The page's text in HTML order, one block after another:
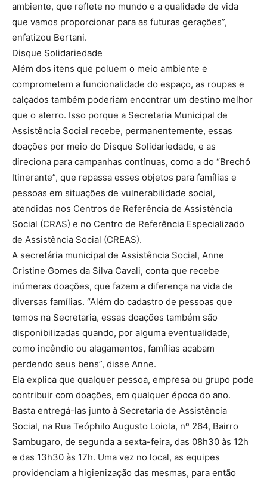
ambiente, que reflete no mundo e a qualidade de vida
que vamos proporcionar para as futuras gerações”,
enfatizou Bertani.
Disque Solidariedade
Além dos itens que poluem o meio ambiente e
comprometem a funcionalidade do espaço, as roupas e
calçados também poderiam encontrar um destino melhor
que o aterro. Isso porque a Secretaria Municipal de
Assistência Social recebe, permanentemente, essas
doações por meio do Disque Solidariedade, e as
direciona para campanhas contínuas, como a do “Brechó
Itinerante”, que repassa esses objetos para famílias e
pessoas em situações de vulnerabilidade social,
atendidas nos Centros de Referência de Assistência
Social (CRAS) e no Centro de Referência Especializado
de Assistência Social (CREAS).
A secretária municipal de Assistência Social, Anne
Cristine Gomes da Silva Cavali, conta que recebe
inúmeras doações, que fazem a diferença na vida de
diversas famílias. “Além do cadastro de pessoas que
temos na Secretaria, essas doações também são
disponibilizadas quando, por alguma eventualidade,
como incêndio ou alagamentos, famílias acabam
perdendo seus bens”, disse Anne.
Ela explica que qualquer pessoa, empresa ou grupo pode
contribuir com doações, em qualquer época do ano.
Basta entregá-las junto à Secretaria de Assistência
Social, na Rua Teóphilo Augusto Loiola, nº 264, Bairro
Sambugaro, de segunda a sexta-feira, das 08h30 às 12h
e das 13h30 às 17h. Uma vez no local, as equipes
providenciam a higienização das mesmas, para então